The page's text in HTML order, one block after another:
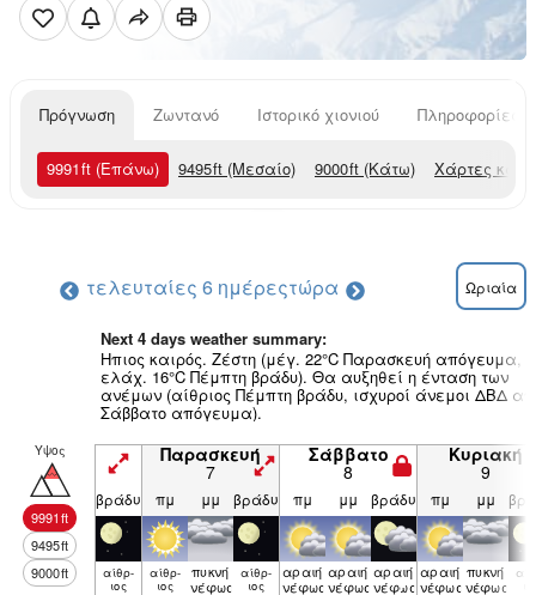
Πρόγνωση Ζωντανό Ιστορικό χιονιού Πληροφορίες
9991ft (Επάνω) 9495ft (Μεσαίο) 9000ft (Κάτω) Χάρτες
τελευταίες 6 ημέρεςτώρα Ωριαία
Next 4 days weather summary:
Ηπιος καιρός. Ζέστη (μέγ. 22°C Παρασκευή απόγευμα,
ελάχ. 16°C Πέμπτη βράδυ). Θα αυξηθεί η ένταση των
ανέμων (αίθριος Πέμπτη βράδυ, ισχυροί άνεμοι ΔΒΔ
Σάββατο απόγευμα).
Υψος
9991ft
9495ft
9000ft
Παρασκευή
7
Σάββατο
8
Κυριακή
9
βράδυ πμ μμ βράδυ πμ μμ βράδυ πμ μμ
αίθρ­
ιος
αίθρ­
ιος
πυκνή
νέφωση
αίθρ­
ιος
αραιή
νέφωση
αραιή
νέφωση
αραιή
νέφωση
αραιή
νέφωση
πυκνή
νέφωση